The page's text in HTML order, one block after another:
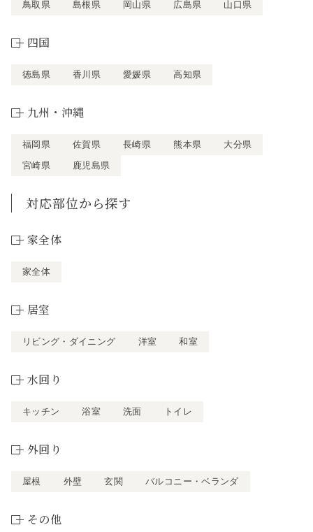
鳥取県 島根県 岡山県 広島県 山口県
四国
徳島県 香川県 愛媛県 高知県
九州・沖縄
福岡県 佐賀県 長崎県 熊本県
大分県
宮崎県
鹿児島県
対応部位から探す
家全体
家全体
居室
リビング・ダイニング 洋室 和室
水回り
キッチン 浴室 洗面 トイレ
外回り
屋根 外壁 玄関 バルコニー・ベランダ
その他